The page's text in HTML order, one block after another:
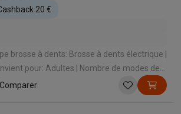
20 €
brosse à dents: Brosse à dents électrique |
pour: Adultes | Nombre de modes de
| Types de modes de brossage:
quotidien , Dents sensibles , Dents
Comparer